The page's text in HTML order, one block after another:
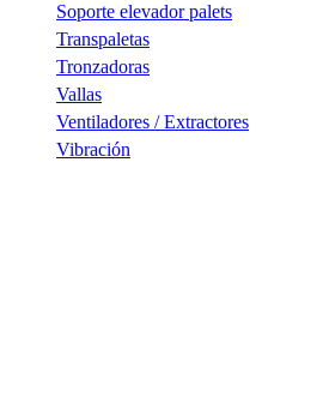
Soporte elevador palets
Transpaletas
Tronzadoras
Vallas
Ventiladores / Extractores
Vibración